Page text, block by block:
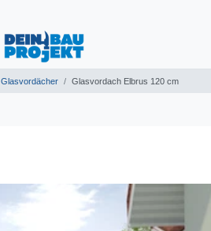
Glasvordächer Glasvordach Elbrus 120 cm